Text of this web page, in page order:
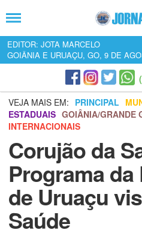
EDITOR: JOTA MARCELO
GOIÂNIA E URUAÇU, GO, 9 DE
VEJA MAIS EM: PRINCIPAL
ESTADUAIS GOIÂNIA/GRANDE
INTERNACIONAIS
Corujão da
Programa
de Uruaçu
Saúde